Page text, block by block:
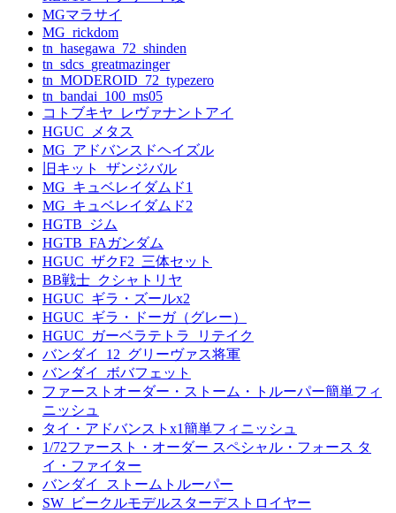
MGマラサイ
MG_rickdom
tn_hasegawa_72_shinden
tn_sdcs_greatmazinger
tn_MODEROID_72_typezero
tn_bandai_100_ms05
コトブキヤ_レヴァナントアイ
HGUC_メタス
MG_アドバンスドヘイズル
旧キット_ザンジバル
MG_キュベレイダムド1
MG_キュベレイダムド2
HGTB_ジム
HGTB_FAガンダム
HGUC_ザクF2_三体セット
BB戦士_クシャトリヤ
HGUC_ギラ・ズールx2
HGUC_ギラ・ドーガ（グレー）
HGUC_ガーベラテトラ_リテイク
バンダイ_12_グリーヴァス将軍
バンダイ_ボバフェット
ファーストオーダー・ストーム・トルーパー簡単フィ
ニッシュ
タイ・アドバンストx1簡単フィニッシュ
1/72ファースト・オーダー スペシャル・フォース タ
イ・ファイター
バンダイ_ストームトルーパー
SW_ビークルモデルスターデストロイヤー